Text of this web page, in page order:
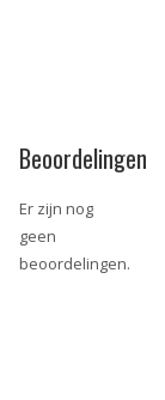
Beoordelingen
Er zijn nog
geen
beoordelingen.